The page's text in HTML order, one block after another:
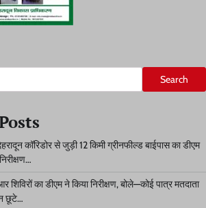
Search
कॉरिडोर से जुड़ी 12 किमी ग्रीनफील्ड बाईपास का डीएम
का डीएम ने किया निरीक्षण, बोले—कोई पात्र मतदाता
छूटे…